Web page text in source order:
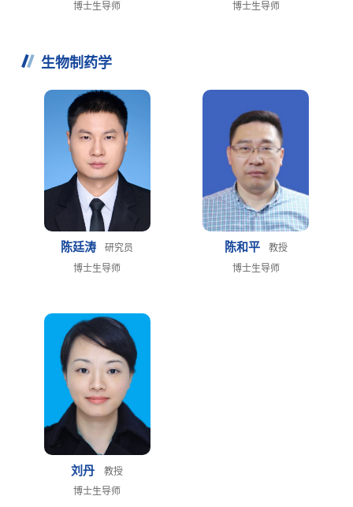
博士生导师
博士生导师
生物制药学
陈廷涛
研究员
博士生导师
陈和平
教授
博士生导师
刘丹
教授
博士生导师